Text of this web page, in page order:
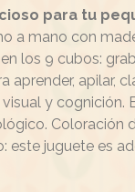
para tu
a mano con
los 9 cubos:
aprender, apilar,
y
Coloración
este juguete es